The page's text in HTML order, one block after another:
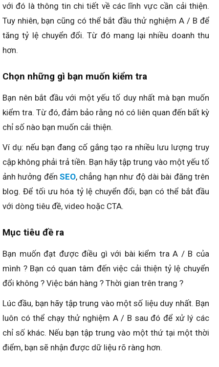
với đó là thông tin chi tiết về các lĩnh vực cần cải thiện.
Tuy nhiên, bạn cũng có thể bắt đầu thử nghiệm A / B để
tăng tỷ lệ chuyển đổi. Từ đó mang lại nhiều doanh thu
hơn.
Chọn những gì bạn muốn kiểm tra
Bạn nên bắt đầu với một yếu tố duy nhất mà bạn muốn
kiểm tra. Từ đó, đảm bảo rằng nó có liên quan đến bất kỳ
chỉ số nào bạn muốn cải thiện.
Ví dụ: nếu bạn đang cố gắng tạo ra nhiều lưu lượng truy
cập không phải trả tiền. Bạn hãy tập trung vào một yếu tố
ảnh hưởng đếnSEO, chẳng hạn như độ dài bài đăng trên
blog. Để tối ưu hóa tỷ lệ chuyển đổi, bạn có thể bắt đầu
với dòng tiêu đề, video hoặc CTA.
Mục tiêu đề ra
Bạn muốn đạt được điều gì với bài kiểm tra A / B của
mình ? Bạn có quan tâm đến việc cải thiện tỷ lệ chuyển
đổi không ? Việc bán hàng ? Thời gian trên trang ?
Lúc đầu, bạn hãy tập trung vào một số liệu duy nhất. Bạn
luôn có thể chạy thử nghiệm A / B sau đó để xử lý các
chỉ số khác. Nếu bạn tập trung vào một thứ tại một thời
điểm, bạn sẽ nhận được dữ liệu rõ ràng hơn.